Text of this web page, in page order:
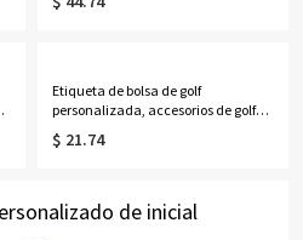
regalo para atletas/mamá de
Etiqueta de bolsa de golf
personalizada, accesorios de golf
personalizados, etiqueta de golf
personalizada, soporte de tee de
$ 21.74
de inicial